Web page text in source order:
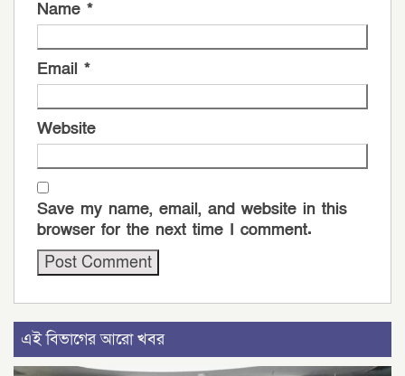
Name *
Email *
Website
Save my name, email, and website in this
browser for the next time I comment.
এই বিভাগের আরো খবর